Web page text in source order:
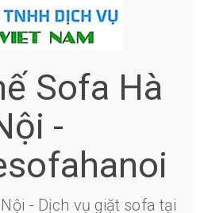
Sofa Hà
-
- Dịch vụ giặt sofa tại